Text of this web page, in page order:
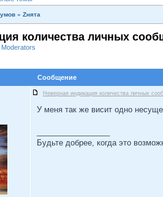
» Zнята
количества личных
Moderators
Сообщение
Неверная индикация количества личных
У меня так же висит одно
Будьте добрее, когда это